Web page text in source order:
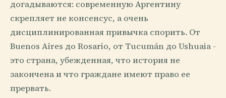
догадываются: современную Аргентину
скрепляет не консенсус, а очень
дисциплинированная привычка спорить. От
Buenos Aires до Rosario, от Tucumán до Ushuaia -
это страна, убежденная, что история не
закончена и что граждане имеют право ее
прервать.